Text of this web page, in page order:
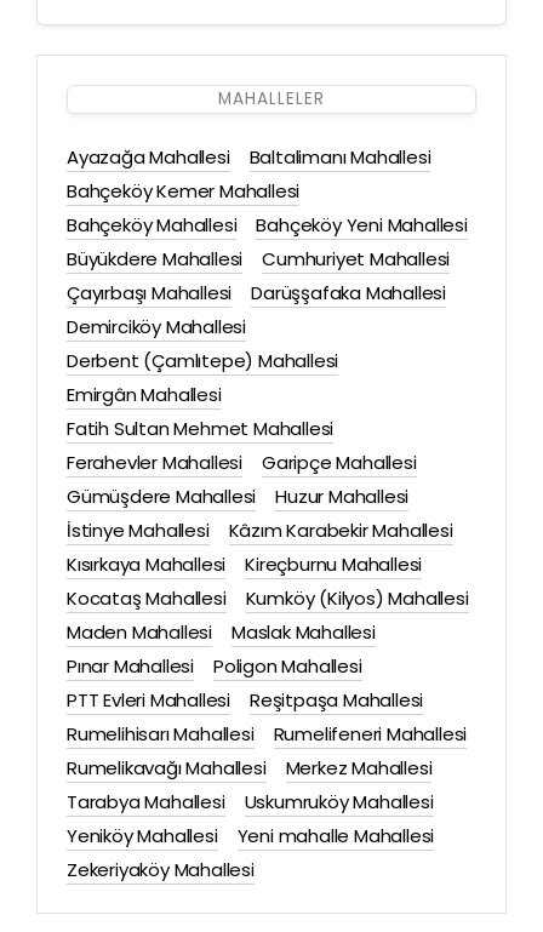
MAHALLELER
Ayazağa Mahallesi
Baltalimanı Mahallesi
Bahçeköy Kemer Mahallesi
Bahçeköy Mahallesi
Bahçeköy Yeni Mahallesi
Büyükdere Mahallesi
Cumhuriyet Mahallesi
Çayırbaşı Mahallesi
Darüşşafaka Mahallesi
Demirciköy Mahallesi
Derbent (Çamlıtepe) Mahallesi
Emirgân Mahallesi
Fatih Sultan Mehmet Mahallesi
Ferahevler Mahallesi
Garipçe Mahallesi
Gümüşdere Mahallesi
Huzur Mahallesi
İstinye Mahallesi
Kâzım Karabekir Mahallesi
Kısırkaya Mahallesi
Kireçburnu Mahallesi
Kocataş Mahallesi
Kumköy (Kilyos) Mahallesi
Maden Mahallesi
Maslak Mahallesi
Pınar Mahallesi
Poligon Mahallesi
PTT Evleri Mahallesi
Reşitpaşa Mahallesi
Rumelihisarı Mahallesi
Rumelifeneri Mahallesi
Rumelikavağı Mahallesi
Merkez Mahallesi
Tarabya Mahallesi
Uskumruköy Mahallesi
Yeniköy Mahallesi
Yeni mahalle Mahallesi
Zekeriyaköy Mahallesi